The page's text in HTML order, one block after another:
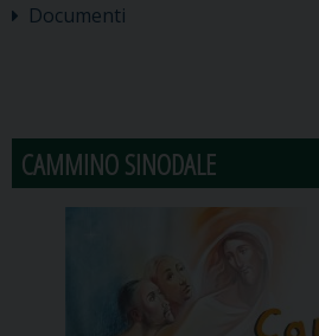
Documenti
CAMMINO SINODALE